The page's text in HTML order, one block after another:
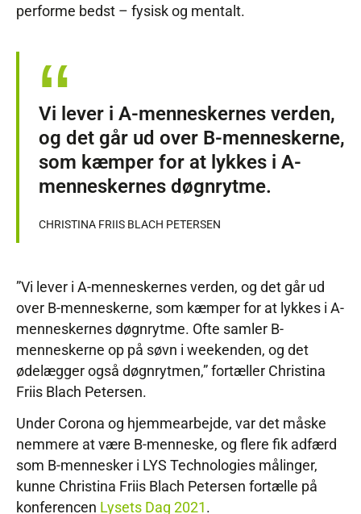
performe bedst – fysisk og mentalt.
Vi lever i A-menneskernes verden,
og det går ud over B-menneskerne,
som kæmper for at lykkes i A-
menneskernes døgnrytme.
CHRISTINA FRIIS BLACH PETERSEN
”Vi lever i A-menneskernes verden, og det går ud
over B-menneskerne, som kæmper for at lykkes i A-
menneskernes døgnrytme. Ofte samler B-
menneskerne op på søvn i weekenden, og det
ødelægger også døgnrytmen,” fortæller Christina
Friis Blach Petersen.
Under Corona og hjemmearbejde, var det måske
nemmere at være B-menneske, og flere fik adfærd
som B-mennesker i LYS Technologies målinger,
kunne Christina Friis Blach Petersen fortælle på
konferencen Lysets Dag 2021.